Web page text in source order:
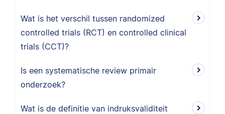
Wat is het verschil tussen randomized
controlled trials (RCT) en controlled clinical
trials (CCT)?
Is een systematische review primair
onderzoek?
Wat is de definitie van indruksvaliditeit